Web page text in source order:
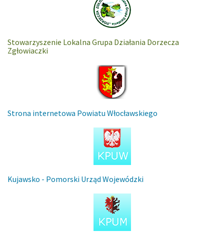
Stowarzyszenie Lokalna Grupa Działania Dorzecza
Zgłowiaczki
Strona internetowa Powiatu Włocławskiego
Kujawsko - Pomorski Urząd Wojewódzki